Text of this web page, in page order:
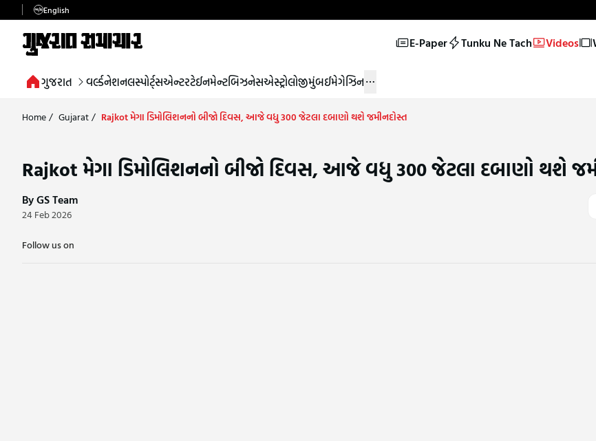
English
E-Paper Tunku Ne Tach Videos
ગુજરાત વર્લ્ડનેશનલસ્પોર્ટ્સએન્ટરટેઈનમેન્ટબિઝનેસએસ્ટ્રોલોજીમુંબઈમેગેઝિન
Home/ Gujarat/ Rajkot મેગા ડિમોલિશનનો બીજો દિવસ, આજે વધુ 300 જેટલા દબાણો થશે જમીનદોસ્ત
Rajkot મેગા ડિમોલિશનનો બીજો દિવસ, આજે વધુ 300 જેટલા દબાણો થશે
By GS Team
24 Feb 2026
Follow us on